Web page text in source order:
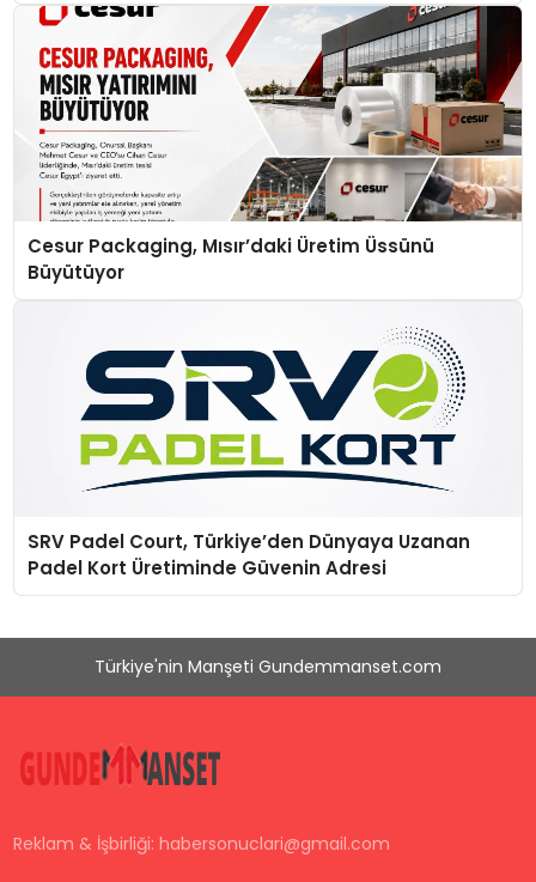
Cesur Packaging, Mısır’daki Üretim Üssünü
Büyütüyor
SRV Padel Court, Türkiye’den Dünyaya Uzanan
Padel Kort Üretiminde Güvenin Adresi
Türkiye'nin Manşeti Gundemmanset.com
Reklam & İşbirliği:habersonuclari@gmail.com